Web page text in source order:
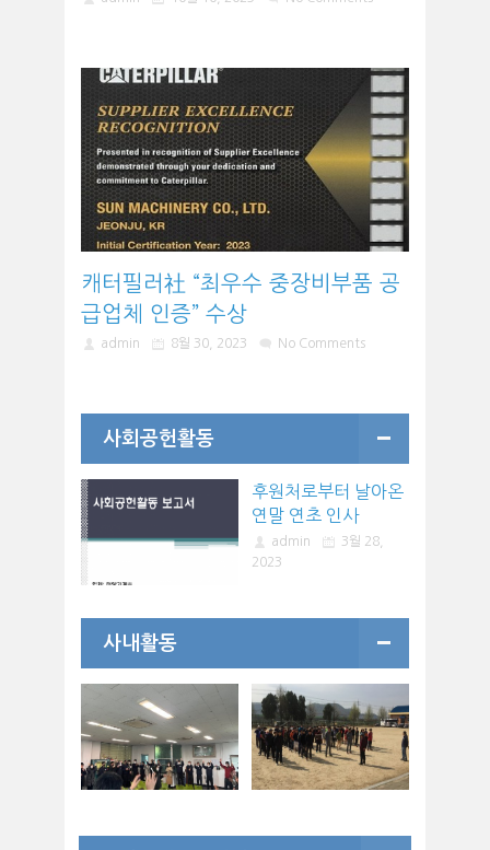
캐터필러社 “최우수 중장비부품 공
급업체 인증” 수상
admin 8월 30, 2023 No Comments
사회공헌활동
후원처로부터 날아온
연말 연초 인사
admin
3월 28,
2023
사내활동